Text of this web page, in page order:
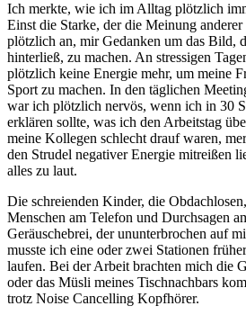
Ich merkte, wie ich im Alltag plötzlich
Einst die Starke, der die Meinung
plötzlich an, mir Gedanken um das Bild,
hinterließ, zu machen. An stressigen
plötzlich keine Energie mehr, um meine
Sport zu machen. In den täglichen
war ich plötzlich nervös, wenn ich in 30
erklären sollte, was ich den Arbeitstag
meine Kollegen schlecht drauf waren,
den Strudel negativer Energie mitreißen
alles zu laut.
Die schreienden Kinder, die
Menschen am Telefon und Durchsagen
Geräuschebrei, der ununterbrochen auf
musste ich eine oder zwei Stationen
laufen. Bei der Arbeit brachten mich die
oder das Müsli meines Tischnachbars
trotz Noise Cancelling Kopfhörer.